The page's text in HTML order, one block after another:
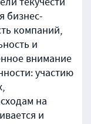
бизнес-
компаний,
и
внимание
участию
на
и